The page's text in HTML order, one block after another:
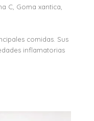
C, Goma xantica,
comidas. Sus
inflamatorias